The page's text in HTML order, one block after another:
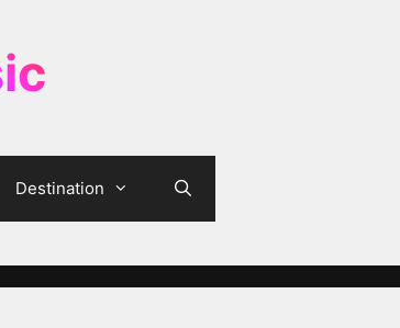
Destination